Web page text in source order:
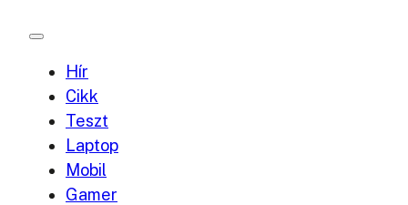
Hír
Cikk
Teszt
Laptop
Mobil
Gamer